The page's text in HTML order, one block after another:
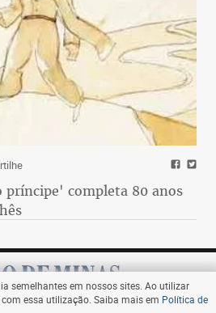
príncipe' completa 80 anos
semelhantes em nossos sites. Ao utilizar
essa utilização. Saiba mais em Política de